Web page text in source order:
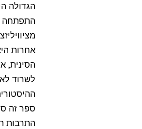
הגדולה
התפתחה
אחרות
הסינית,
לשרוד
ספר זה
התרבות